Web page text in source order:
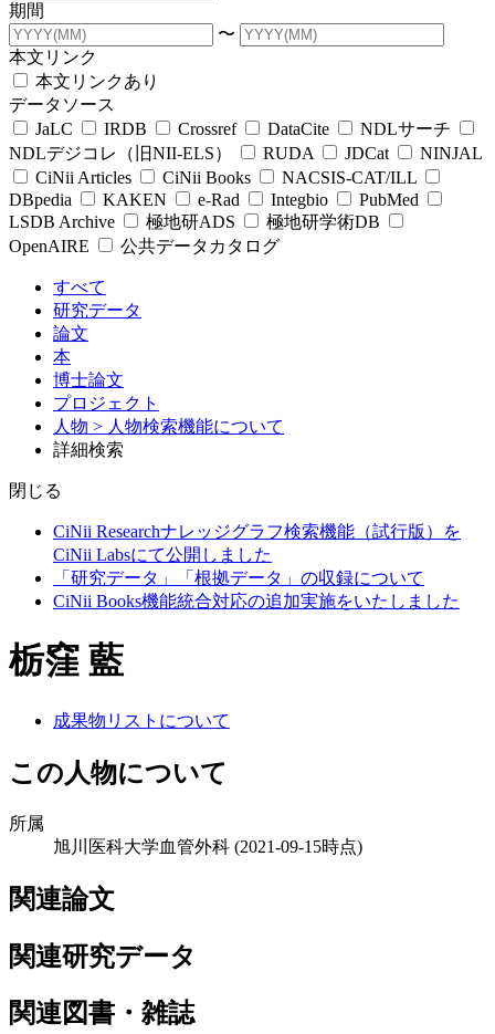
期間
〜
本文リンク
本文リンクあり
データソース
JaLC
IRDB Crossref DataCite
NDLサーチ
NDLデジコレ（旧NII-ELS）
RUDA JDCat
NINJAL
CiNii Articles
CiNii Books
NACSIS-CAT/ILL
DBpedia
KAKEN e-Rad Integbio
PubMed
LSDB Archive
極地研ADS
極地研学術DB
OpenAIRE
公共データカタログ
すべて
研究データ
論文
本
博士論文
プロジェクト
人物 > 人物検索機能について
詳細検索
閉じる
CiNii Researchナレッジグラフ検索機能（試行版）を
CiNii Labsにて公開しました
「研究データ」「根拠データ」の収録について
CiNii Books機能統合対応の追加実施をいたしました
栃窪 藍
成果物リストについて
この人物について
所属
旭川医科大学血管外科 (2021-09-15時点)
関連論文
関連研究データ
関連図書・雑誌